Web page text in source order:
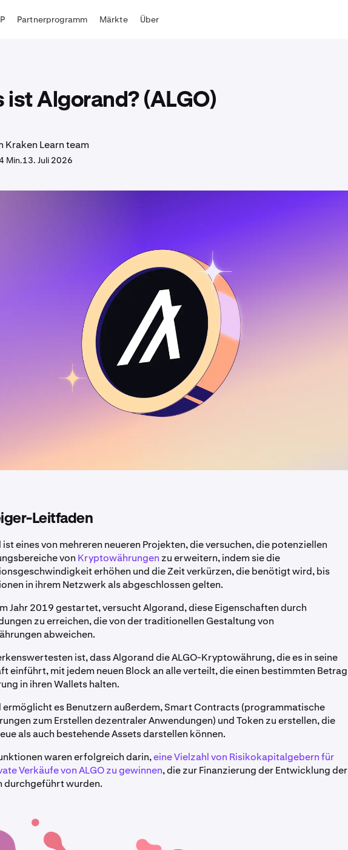
Partnerprogramm Märkte Über
ist Algorand? (ALGO)
Kraken Learn team
Min.13. Juli 2026
Leitfaden
eines von mehreren neueren Projekten, die versuchen, die potenziellen
von Kryptowährungen zu erweitern, indem sie die
erhöhen und die Zeit verkürzen, die benötigt wird, bis
in ihrem Netzwerk als abgeschlossen gelten.
Jahr 2019 gestartet, versucht Algorand, diese Eigenschaften durch
zu erreichen, die von der traditionellen Gestaltung von
abweichen.
ist, dass Algorand die ALGO-Kryptowährung, die es in seine
einführt, mit jedem neuen Block an alle verteilt, die einen bestimmten Betrag
in ihren Wallets halten.
ermöglicht es Benutzern außerdem, Smart Contracts (programmatische
zum Erstellen dezentraler Anwendungen) und Token zu erstellen, die
als auch bestehende Assets darstellen können.
waren erfolgreich darin,eine Vielzahl von Risikokapitalgebern für
Verkäufe von ALGO zu gewinnen, die zur Finanzierung der Entwicklung der
durchgeführt wurden.